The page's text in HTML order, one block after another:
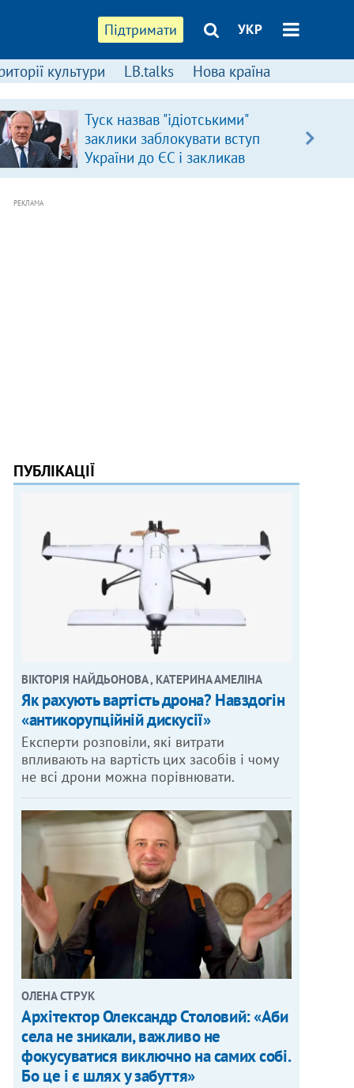
Підтримати УКР
культури LB.talks Нова країна
Туск назвав "ідіотськими"
заклики заблокувати вступ
України до ЄС і закликав
припинити антиукраїнську
РЕКЛАМА
ПУБЛІКАЦІЇ
ВІКТОРІЯ НАЙДЬОНОВА , КАТЕРИНА АМЕЛІНА
Як рахують вартість дрона? Навздогін
«антикорупційній дискусії»
Експерти розповіли, які витрати
впливають на вартість цих засобів і чому
не всі дрони можна порівнювати.
ОЛЕНА СТРУК
Архітектор Олександр Столовий: «Аби
села не зникали, важливо не
фокусуватися виключно на самих собі.
Бо це і є шлях у забуття»